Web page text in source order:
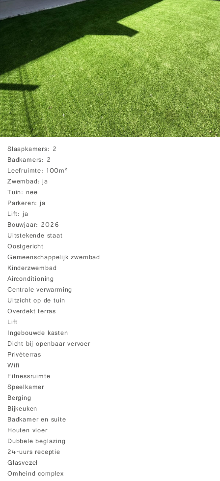
Slaapkamers 2
Badkamers 2
Leefruimte 100m²
Zwembad ja
Tuin nee
Parkeren ja
Lift ja
Bouwjaar 2026
Uitstekende staat
Oostgericht
Gemeenschappelijk zwembad
Kinderzwembad
Airconditioning
Centrale verwarming
Uitzicht op de tuin
Overdekt terras
Lift
Ingebouwde kasten
Dicht bij openbaar vervoer
Privéterras
Wifi
Fitnessruimte
Speelkamer
Berging
Bijkeuken
Badkamer en suite
Houten vloer
Dubbele beglazing
24-uurs receptie
Glasvezel
Omheind complex